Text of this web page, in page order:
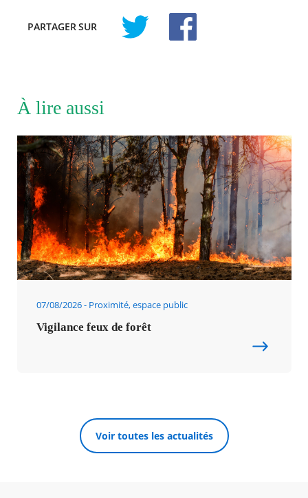
PARTAGERSUR
À lire aussi
07/08/2026 Proximité, espace public
Vigilance feux de forêt
Voir toutes les actualités